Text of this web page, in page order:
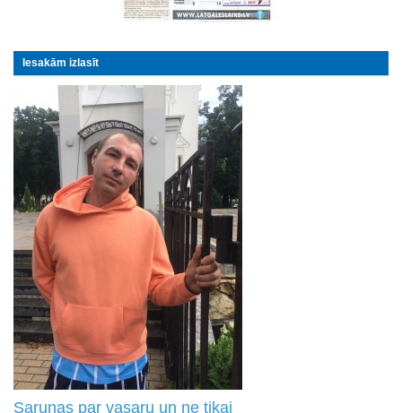
Iesakām izlasīt
Sarunas par vasaru un ne tikai